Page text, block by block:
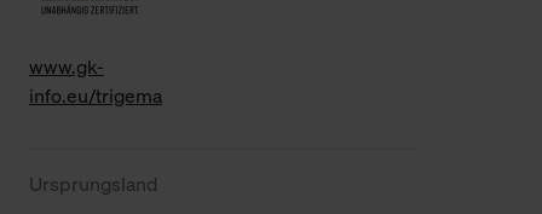
www.gk-
info.eu/trigema
Ursprungsland